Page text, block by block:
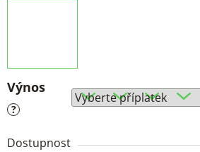
Výnos
?
Dostupnost